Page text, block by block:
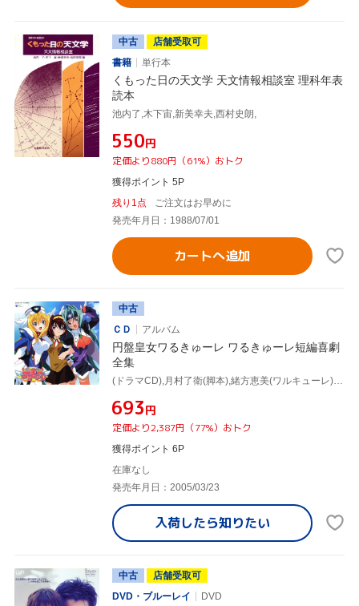
中古
店舗受取可
書籍
単行本
くもった日の天文学 天文情報相談室 理科年表
読本
池内了,木下宙,新美幸夫,西村史朗,
¥550円
定価より880円（61%）おトク
獲得ポイント 5P
残り1点
ご注文はお早めに
発売年月日：1988/07/01
カートへ追加
中古
ＣＤ
アルバム
円盤皇女ワるきゅーレ ワるきゅーレ短編喜劇
全集
(ドラマCD),月村了衛(脚本),緒方恵美(ワルキューレ),望月久代(ワるきゅーレ),鈴村健一(時野和人),南央美(時野リカ),西村ちなみ(ハイドラ),千葉紗子(七村秋菜)
¥693円
定価より2,387円（77%）おトク
獲得ポイント 6P
在庫なし
発売年月日：2005/03/23
入荷したら知りたい
中古
店舗受取可
DVD・ブルーレイ
DVD